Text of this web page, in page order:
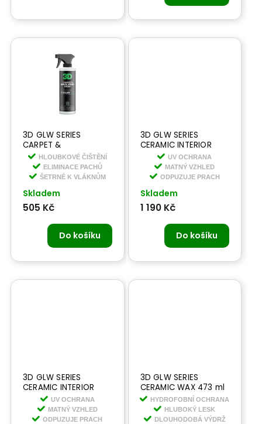
3D GLW SERIES
CARPET &
UPHOLSTERY WASH
473 ml - čistič na
koberce a čalounění
HLOUBKOVÉ ČIŠTĚNÍ
ELIMINACE PACHŮ
ŠETRNÉ K VLÁKNŮM
Skladem
505 Kč
Do košíku
3D GLW SERIES
CERAMIC INTERIOR
DETAILER 1,9 l -
keramický detailer do
interiéru
UV OCHRANA
MATNÝ VZHLED
ODPUZUJE PRACH
Skladem
1 190 Kč
Do košíku
3D GLW SERIES
CERAMIC INTERIOR
DETAILER 473 ml -
keramický detailer do
interiéru
UV OCHRANA
MATNÝ VZHLED
ODPUZUJE PRACH
3D GLW SERIES
CERAMIC WAX 473 ml
- keramický vosk s
dlouhotrvající
hydrofobní ochranou
HYDROFOBNÍ OCHRANA
HLUBOKÝ LESK
DLOUHODOBÁ VÝDRŽ